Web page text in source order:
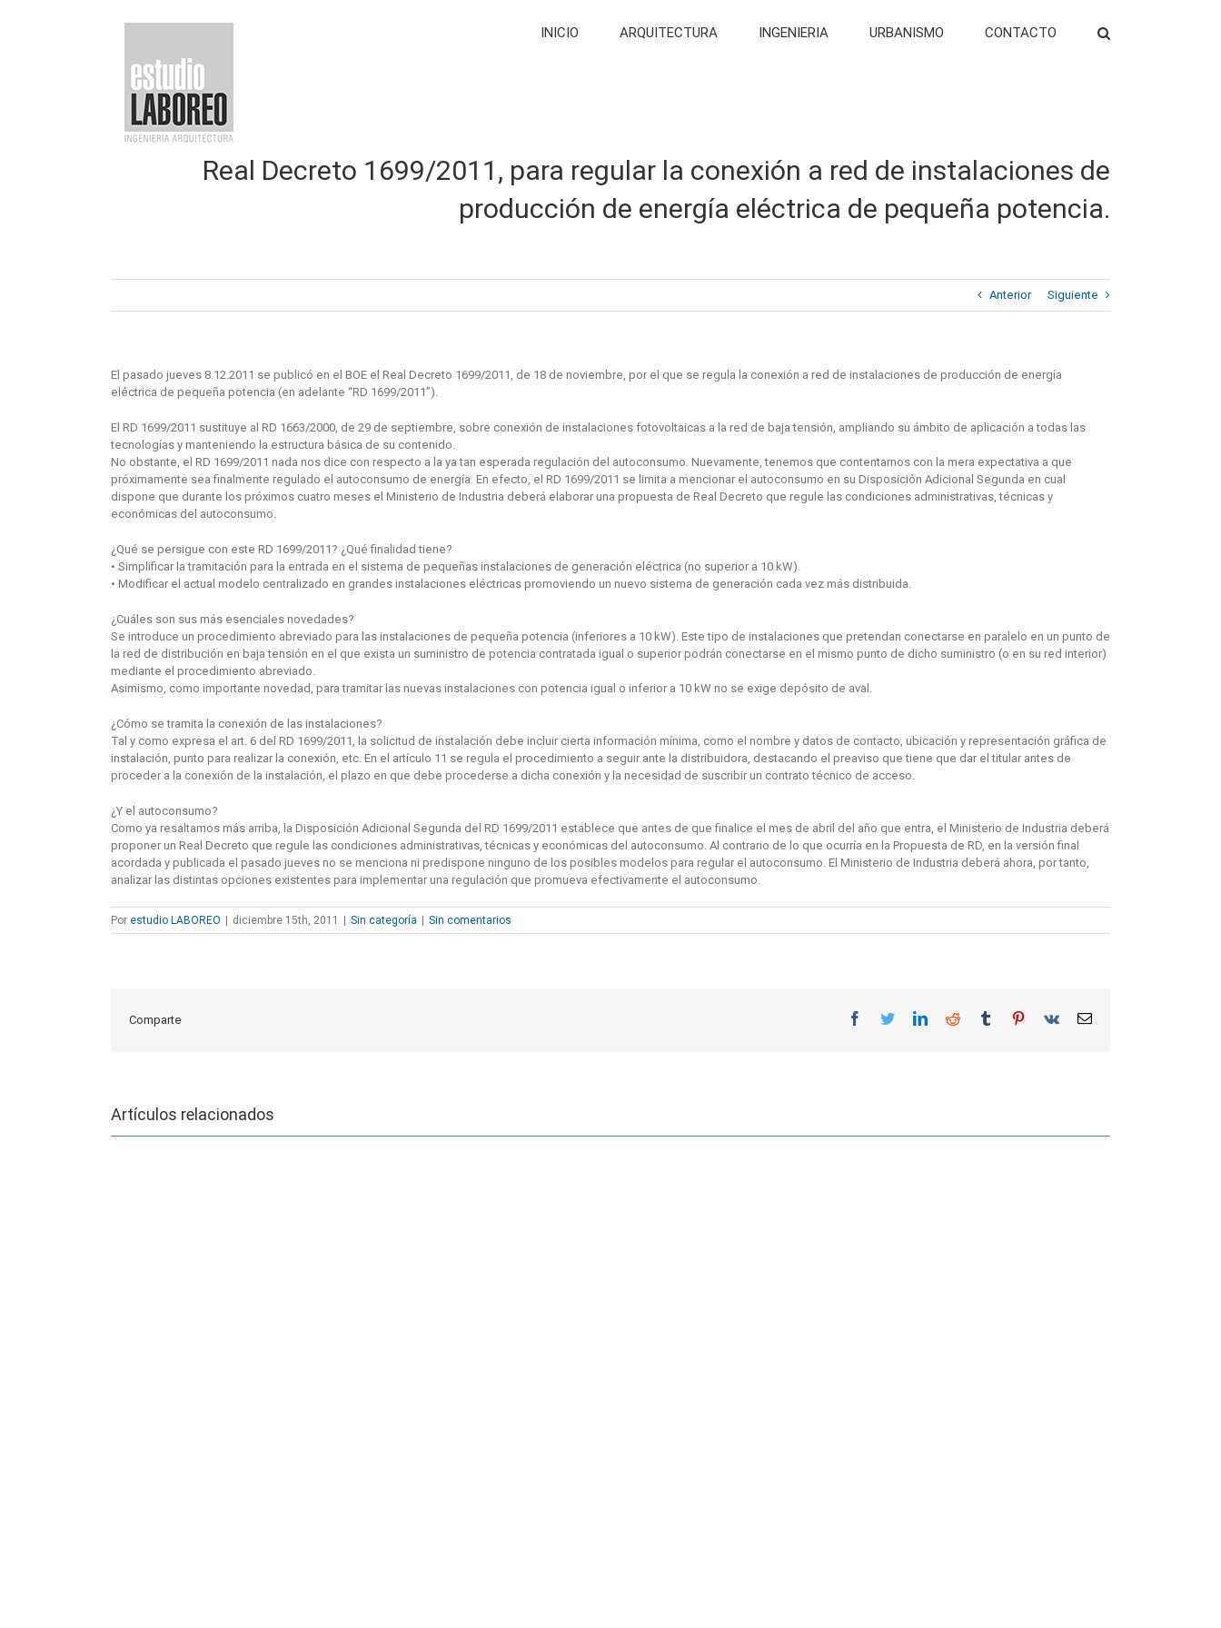
INICIO ARQUITECTURA INGENIERIA URBANISMO CONTACTO
Real Decreto 1699/2011, para regular la conexión a red de instalaciones de
producción de energía eléctrica de pequeña potencia.
Anterior Siguiente
El pasado jueves 8.12.2011 se publicó en el BOE el Real Decreto 1699/2011, de 18 de noviembre, por el que se regula la conexión a red de instalaciones de producción de energía
eléctrica de pequeña potencia (en adelante “RD 1699/2011”).
El RD 1699/2011 sustituye al RD 1663/2000, de 29 de septiembre, sobre conexión de instalaciones fotovoltaicas a la red de baja tensión, ampliando su ámbito de aplicación a todas las
tecnologías y manteniendo la estructura básica de su contenido.
No obstante, el RD 1699/2011 nada nos dice con respecto a la ya tan esperada regulación del autoconsumo. Nuevamente, tenemos que contentarnos con la mera expectativa a que
próximamente sea finalmente regulado el autoconsumo de energía. En efecto, el RD 1699/2011 se limita a mencionar el autoconsumo en su Disposición Adicional Segunda en cual
dispone que durante los próximos cuatro meses el Ministerio de Industria deberá elaborar una propuesta de Real Decreto que regule las condiciones administrativas, técnicas y
económicas del autoconsumo.
¿Qué se persigue con este RD 1699/2011? ¿Qué finalidad tiene?
• Simplificar la tramitación para la entrada en el sistema de pequeñas instalaciones de generación eléctrica (no superior a 10 kW).
• Modificar el actual modelo centralizado en grandes instalaciones eléctricas promoviendo un nuevo sistema de generación cada vez más distribuida.
¿Cuáles son sus más esenciales novedades?
Se introduce un procedimiento abreviado para las instalaciones de pequeña potencia (inferiores a 10 kW). Este tipo de instalaciones que pretendan conectarse en paralelo en un punto de
la red de distribución en baja tensión en el que exista un suministro de potencia contratada igual o superior podrán conectarse en el mismo punto de dicho suministro (o en su red interior)
mediante el procedimiento abreviado.
Asimismo, como importante novedad, para tramitar las nuevas instalaciones con potencia igual o inferior a 10 kW no se exige depósito de aval.
¿Cómo se tramita la conexión de las instalaciones?
Tal y como expresa el art. 6 del RD 1699/2011, la solicitud de instalación debe incluir cierta información mínima, como el nombre y datos de contacto, ubicación y representación gráfica de
instalación, punto para realizar la conexión, etc. En el artículo 11 se regula el procedimiento a seguir ante la distribuidora, destacando el preaviso que tiene que dar el titular antes de
proceder a la conexión de la instalación, el plazo en que debe procederse a dicha conexión y la necesidad de suscribir un contrato técnico de acceso.
¿Y el autoconsumo?
Como ya resaltamos más arriba, la Disposición Adicional Segunda del RD 1699/2011 establece que antes de que finalice el mes de abril del año que entra, el Ministerio de Industria deberá
proponer un Real Decreto que regule las condiciones administrativas, técnicas y económicas del autoconsumo. Al contrario de lo que ocurría en la Propuesta de RD, en la versión final
acordada y publicada el pasado jueves no se menciona ni predispone ninguno de los posibles modelos para regular el autoconsumo. El Ministerio de Industria deberá ahora, por tanto,
analizar las distintas opciones existentes para implementar una regulación que promueva efectivamente el autoconsumo.
Por estudio LABOREO diciembre 15th, 2011 Sin categoría Sin comentarios
Comparte Facebook
TwitterLinkedInReddit Tumblr Pinterest
Vk
Correo
Artículos relacionados